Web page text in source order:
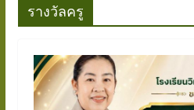
รางวัลครู